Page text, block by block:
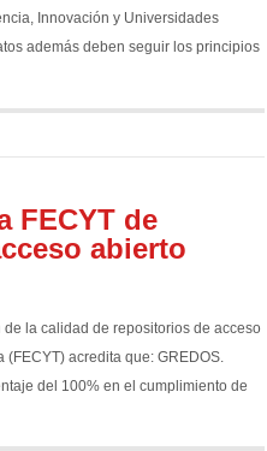
Innovación y Universidades
además deben seguir los principios
FECYT de
abierto
la calidad de repositorios de acceso
acredita que: GREDOS.
del 100% en el cumplimiento de